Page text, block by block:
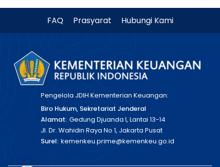
FAQ Prasyarat Hubungi Kami
Pengelola JDIH Kementerian Keuangan:
Biro Hukum, Sekretariat Jenderal
Alamat: Gedung Djuanda I, Lantai 13-14
Jl. Dr. Wahidin Raya No 1, Jakarta Pusat
Surel: kemenkeu.prime@kemenkeu.go.id